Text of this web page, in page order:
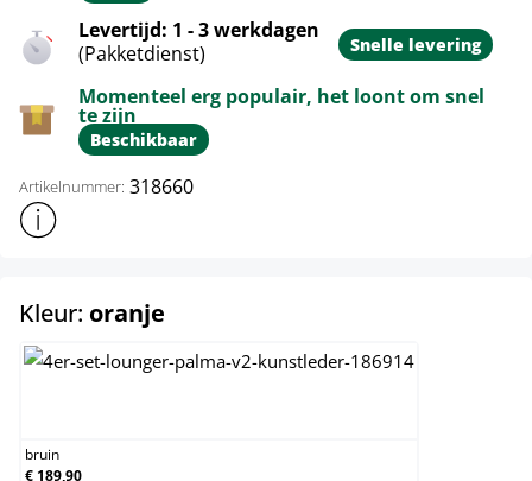
Levertijd: 1 - 3 werkdagen
(Pakketdienst)
Snelle levering
Momenteel erg populair, het loont om snel
te zijn
Beschikbaar
Artikelnummer: 318660
Toon meer productinformatie
Kleur: oranje
bruin
€ 189,90